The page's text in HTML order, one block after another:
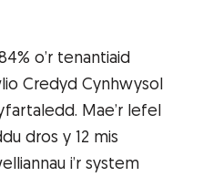
o’r tenantiaid
Credyd Cynhwysol
Mae’r lefel
dros y 12 mis
i’r system